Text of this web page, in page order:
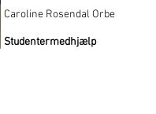
Caroline Rosendal Orbe
Studentermedhjælp